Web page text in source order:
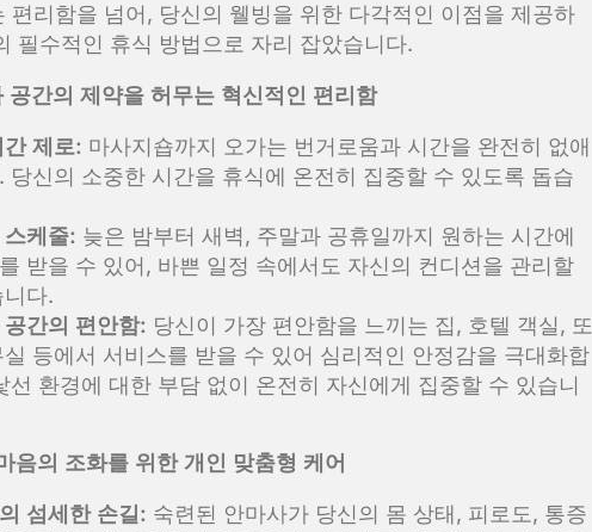
편리함을 넘어, 당신의 웰빙을 위한 다각적인 이점을 제공하
필수적인 휴식 방법으로 자리 잡았습니다.
공간의 제약을 허무는 혁신적인 편리함
제로: 마사지숍까지 오가는 번거로움과 시간을 완전히 없애
당신의 소중한 시간을 휴식에 온전히 집중할 수 있도록 돕습
케줄: 늦은 밤부터 새벽, 주말과 공휴일까지 원하는 시간에
받을 수 있어, 바쁜 일정 속에서도 자신의 컨디션을 관리할
다.
공간의 편안함: 당신이 가장 편안함을 느끼는 집, 호텔 객실, 또
실 등에서 서비스를 받을 수 있어 심리적인 안정감을 극대화합
선 환경에 대한 부담 없이 온전히 자신에게 집중할 수 있습니
음의 조화를 위한 개인 맞춤형 케어
섬세한 손길: 숙련된 안마사가 당신의 몸 상태, 피로도, 통증